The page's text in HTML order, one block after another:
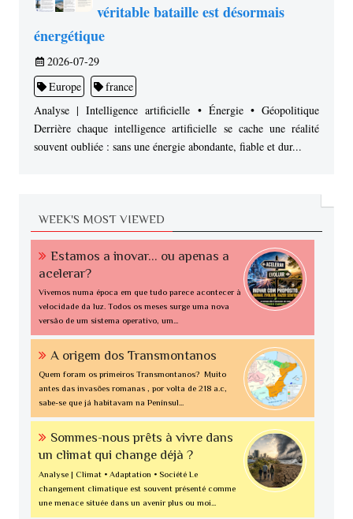
véritable bataille est désormais
énergétique
2026-07-29
Europe
france
Analyse | Intelligence artificielle • Énergie • Géopolitique
Derrière chaque intelligence artificielle se cache une réalité
souvent oubliée : sans une énergie abondante, fiable et dur...
WEEK'S MOST VIEWED
Estamos a inovar... ou apenas a
acelerar?
Vivemos numa época em que tudo parece acontecer à
velocidade da luz. Todos os meses surge uma nova
versão de um sistema operativo, um...
A origem dos Transmontanos
Quem foram os primeiros Transmontanos? Muito
antes das invasões romanas , por volta de 218 a.c,
sabe-se que já habitavam na Penínsul...
Sommes-nous prêts à vivre dans
un climat qui change déjà ?
Analyse | Climat • Adaptation • Société Le
changement climatique est souvent présenté comme
une menace située dans un avenir plus ou moi...